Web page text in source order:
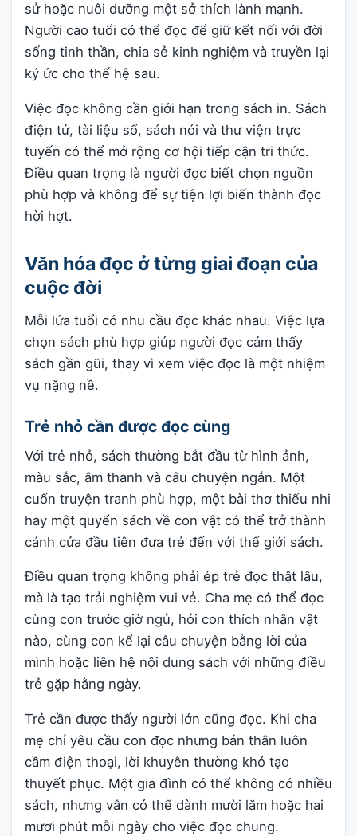
sử hoặc nuôi dưỡng một sở thích lành mạnh.
Người cao tuổi có thể đọc để giữ kết nối với đời
sống tinh thần, chia sẻ kinh nghiệm và truyền lại
ký ức cho thế hệ sau.
Việc đọc không cần giới hạn trong sách in. Sách
điện tử, tài liệu số, sách nói và thư viện trực
tuyến có thể mở rộng cơ hội tiếp cận tri thức.
Điều quan trọng là người đọc biết chọn nguồn
phù hợp và không để sự tiện lợi biến thành đọc
hời hợt.
Văn hóa đọc ở từng giai đoạn của
cuộc đời
Mỗi lứa tuổi có nhu cầu đọc khác nhau. Việc lựa
chọn sách phù hợp giúp người đọc cảm thấy
sách gần gũi, thay vì xem việc đọc là một nhiệm
vụ nặng nề.
Trẻ nhỏ cần được đọc cùng
Với trẻ nhỏ, sách thường bắt đầu từ hình ảnh,
màu sắc, âm thanh và câu chuyện ngắn. Một
cuốn truyện tranh phù hợp, một bài thơ thiếu nhi
hay một quyển sách về con vật có thể trở thành
cánh cửa đầu tiên đưa trẻ đến với thế giới sách.
Điều quan trọng không phải ép trẻ đọc thật lâu,
mà là tạo trải nghiệm vui vẻ. Cha mẹ có thể đọc
cùng con trước giờ ngủ, hỏi con thích nhân vật
nào, cùng con kể lại câu chuyện bằng lời của
mình hoặc liên hệ nội dung sách với những điều
trẻ gặp hằng ngày.
Trẻ cần được thấy người lớn cũng đọc. Khi cha
mẹ chỉ yêu cầu con đọc nhưng bản thân luôn
cầm điện thoại, lời khuyên thường khó tạo
thuyết phục. Một gia đình có thể không có nhiều
sách, nhưng vẫn có thể dành mười lăm hoặc hai
mươi phút mỗi ngày cho việc đọc chung.